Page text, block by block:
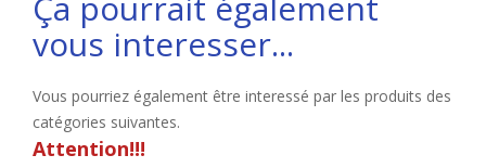
vous interesser...
Vous pourriez également être interessé par les produits des
catégories suivantes.
Attention!!!